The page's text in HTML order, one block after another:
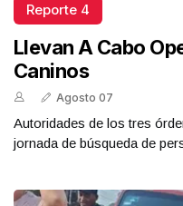
Reporte 4
Llevan A Cabo
Caninos
Agosto 07
Autoridades de los tres
jornada de búsqueda de